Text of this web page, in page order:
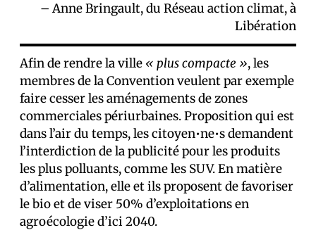
– Anne Bringault, du Réseau action climat, à
Libération
Afin de rendre la ville « plus compacte », les
membres de la Convention veulent par exemple
faire cesser les aménagements de zones
commerciales périurbaines. Proposition qui est
dans l’air du temps, les citoyen•ne•s demandent
l’interdiction de la publicité pour les produits
les plus polluants, comme les SUV. En matière
d’alimentation, elle et ils proposent de favoriser
le bio et de viser 50% d’exploitations en
agroécologie d’ici 2040.